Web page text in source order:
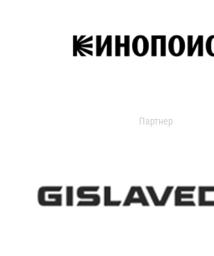
Партнер